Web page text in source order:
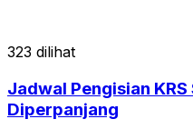
323 dilihat
Jadwal Pengisian
Diperpanjang